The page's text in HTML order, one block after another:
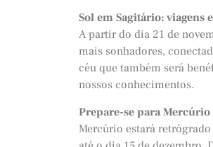
Sol em Sagitário: viagens
A partir do dia 21 de
mais sonhadores,
céu que também será
nossos conhecimentos.
Prepare-se para
Mercúrio estará